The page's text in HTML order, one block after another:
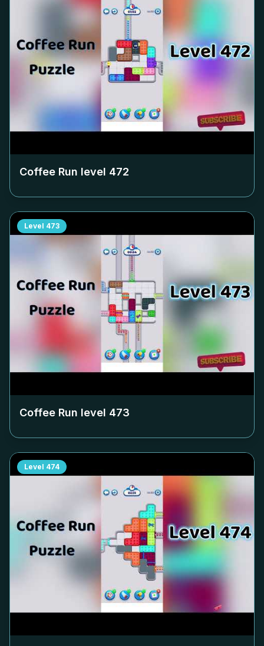
Coffee Run level 472
Level 473
Coffee Run level 473
Level 474